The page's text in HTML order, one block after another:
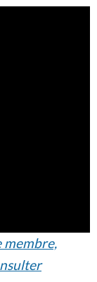
membre,